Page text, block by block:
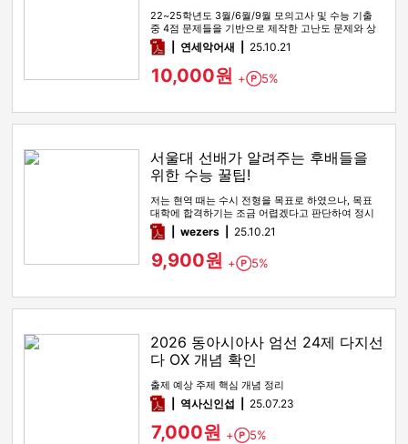
22~25학년도 3월/6월/9월 모의고사 및 수능 기출
중 4점 문제들을 기반으로 제작한 고난도 문제와 상
세한 해설
pdf연세악어새 25.10.21
10,000원 + Point
5%
서울대 선배가 알려주는 후배들을
위한 수능 꿀팁!
저는 현역 때는 수시 전형을 목표로 하였으나, 목표
대학에 합격하기는 조금 어렵겠다고 판단하여 정시
전형을 노리며 재수를 시…
pdfwezers 25.10.21
9,900원 + Point
5%
2026 동아시아사 엄선 24제 다지선
다 OX 개념 확인
출제 예상 주제 핵심 개념 정리
pdf역사신인섭 25.07.23
7,000원 + Point
5%